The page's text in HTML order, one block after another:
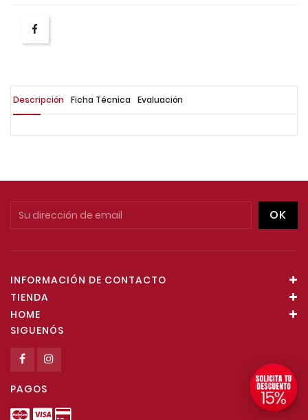
Descripción Ficha Técnica Evaluación
INFORMACIÓN DE CONTACTO
TIENDA
HOME
SIGUENÓS
PAGOS